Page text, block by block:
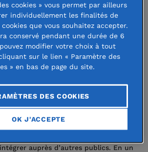
lutte contre les inégalités et les
utilisant le sport, notamment le basket,
à la citoyenneté, d’inclusion
travaille en partenariat avec des
qui agissent, par exemple, auprès
au sein des bidonvilles. L’objectif :
auprès d’autres publics. En un
cookies » vous permet par ailleurs
individuellement les finalités de
que vous souhaitez accepter.
conservé pendant une durée de 6
modifier votre choix à tout
sur le lien « Paramètre des
» en bas de page du site.
DES COOKIES
OK J'ACCEPTE